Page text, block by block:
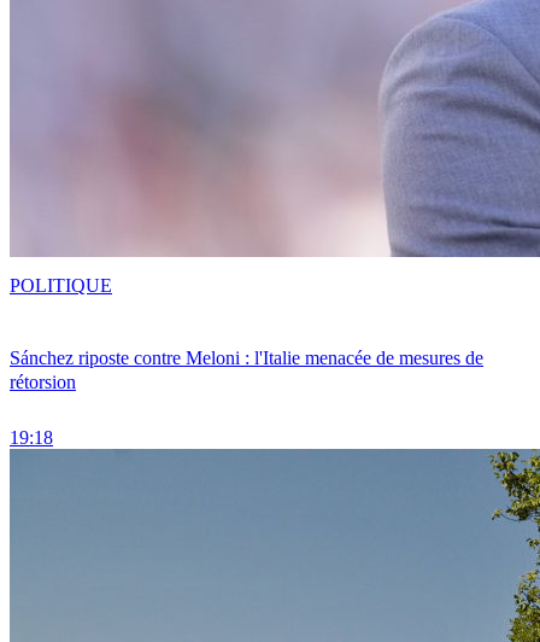
Sánchez riposte contre Meloni : l'Italie menacée de mesures de
rétorsion
19:18
POLITIQUE